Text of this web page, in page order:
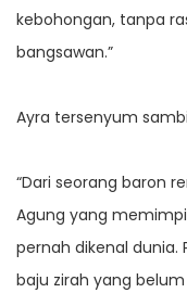
kebohongan, tanpa
bangsawan.”
Ayra tersenyum
“Dari seorang baron
Agung yang
pernah dikenal dunia.
baju zirah yang